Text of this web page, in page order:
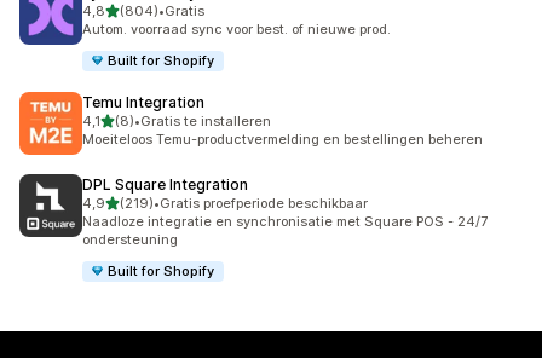
4,8van 5 sterren
(804)
804 recensies in totaal
•Gratis
Autom. voorraad sync voor best. of nieuwe prod.
Built for Shopify
Temu Integration
4,1van 5 sterren
(8)
8 recensies in totaal
•Gratis te installeren
Moeiteloos Temu-productvermelding en bestellingen beheren
DPL Square Integration
4,9van 5 sterren
(219)
219 recensies in totaal
•Gratis proefperiode beschikbaar
Naadloze integratie en synchronisatie met Square POS - 24/7
ondersteuning
Built for Shopify